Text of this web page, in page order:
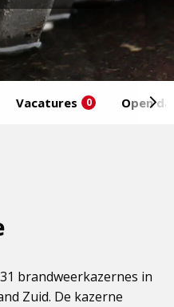
Vacatures 0 Open
brandweerkazernes in
Zuid. De kazerne